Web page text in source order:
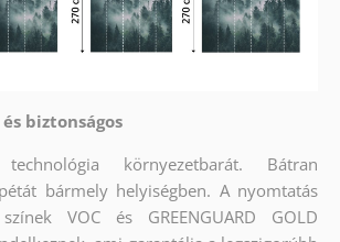
biztonságos
környezetbarát. Bátran
bármely helyiségben. A nyomtatás
VOC és GREENGUARD GOLD